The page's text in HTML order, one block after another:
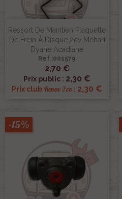
Ressort De Maintien Plaquette
De Frein À Disque 2cv Méhari
Dyane Acadiane
Ref :001579
2,70 €
Prix public : 2,30 €
Prix club Renov 2cv : 2,30 €
-15%